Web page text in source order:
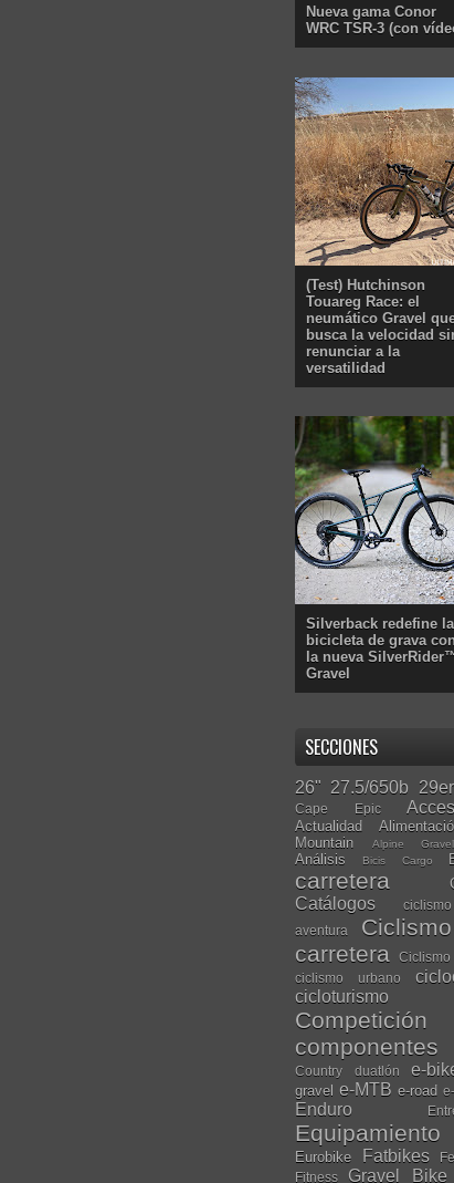
Nueva gama Conor
WRC TSR-3 (con
(Test) Hutchinson
Touareg Race: el
neumático Gravel
busca la velocidad
renunciar a la
versatilidad
Silverback redefine la
bicicleta de grava
la nueva
Gravel
SECCIONES
26" 27.5/650b 29er
Cape Epic
Actualidad
Mountain
Alpine
Análisis Bicis Cargo
carretera
Catálogos
aventura
carretera
Ciclismo
ciclismo urbano
cicloturismo
Competición
componentes
Country duatlón e-
gravel e-MTB e-road
Enduro
Equipamiento
Eurobike Fatbikes
Fitness
Gravel Bike